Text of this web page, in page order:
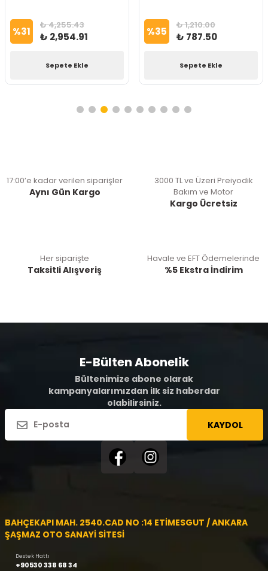
%31 ₺ 4,255.43
₺ 2,954.91
Sepete Ekle
%35 ₺ 1,210.00
₺ 787.50
Sepete Ekle
17:00’e kadar verilen siparişler
Aynı Gün Kargo
3000 TL ve Üzeri Preiyodik
Bakım ve Motor
Kargo Ücretsiz
Her siparişte
Taksitli Alışveriş
Havale ve EFT Ödemelerinde
%5 Ekstra İndirim
E-Bülten Abonelik
Bültenimize abone olarak
kampanyalarımızdan ilk siz haberdar
olabilirsiniz.
KAYDOL
BAHÇEKAPI MAH. 2540.CAD NO :14 ETİMESGUT / ANKARA
ŞAŞMAZ OTO SANAYİ SİTESİ
Destek Hattı
+90530 338 68 34